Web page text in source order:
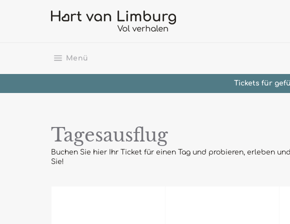
Menü
Tickets für
Tagesausflug
Buchen Sie hier Ihr Ticket für einen Tag und probieren, erleben
Sie!